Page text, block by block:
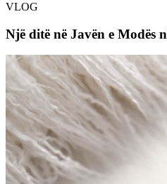
VLOG
Një ditë në Javën e Modës